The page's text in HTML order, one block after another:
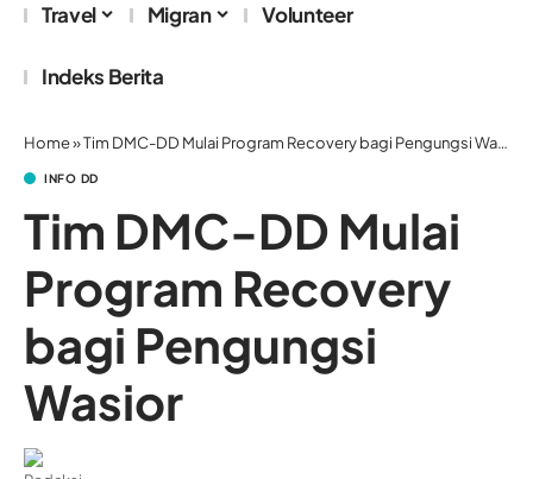
Travel Migran Volunteer
Indeks Berita
Home»Tim DMC-DD Mulai Program Recovery bagi Pengungsi Wasior
INFO DD
Tim DMC-DD Mulai
Program Recovery
bagi Pengungsi
Wasior